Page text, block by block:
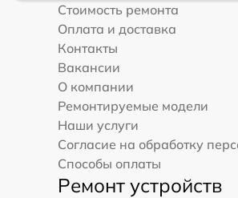
Стоимость ремонта
Оплата и доставка
Контакты
Вакансии
О компании
Ремонтируемые модели
Наши услуги
Согласие на обработку
Способы оплаты
Ремонт устройств